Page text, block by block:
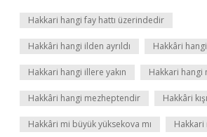
Hakkari hangi fay hattı üzerindedir
Hakkâri hangi ilden ayrıldı Hakkâri hangi
Hakkari hangi illere yakın Hakkari
Hakkâri hangi mezheptendir Hakkâri
Hakkâri mi büyük yüksekova mı